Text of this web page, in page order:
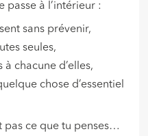
passe à l’intérieur :
sans prévenir,
seules,
chacune d’elles,
chose d’essentiel
pas ce que tu penses…